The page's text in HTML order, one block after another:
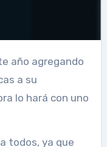
a su
lo hará con uno